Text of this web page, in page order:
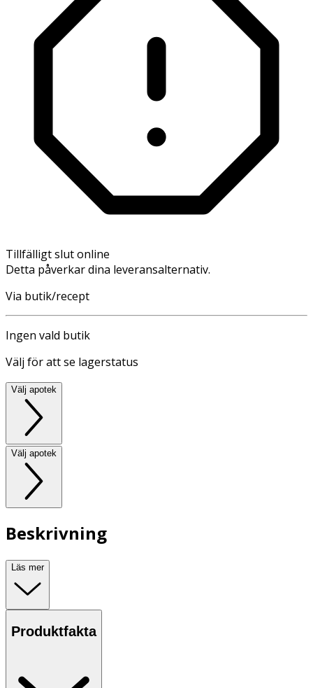
Tillfälligt slut online
Detta påverkar dina leveransalternativ.
Via butik/recept
Ingen vald butik
Välj för att se lagerstatus
Välj apotek
Välj apotek
Beskrivning
Läs mer
Produktfakta